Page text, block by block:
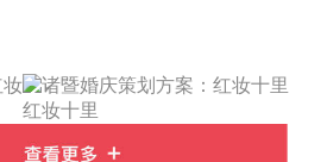
红妆十里